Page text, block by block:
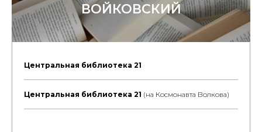
ВОЙКОВСКИЙ
Центральная библиотека 21
Центральная библиотека 21 (на Космонавта Волкова)